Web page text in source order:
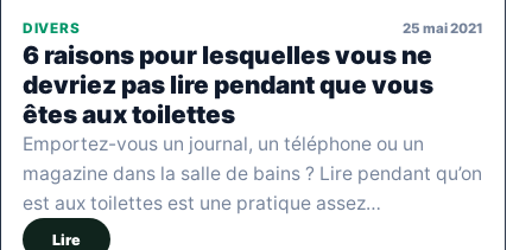
DIVERS 25 mai 2021
6 raisons pour lesquelles vous ne
devriez pas lire pendant que vous
êtes aux toilettes
Emportez-vous un journal, un téléphone ou un
magazine dans la salle de bains ? Lire pendant qu’on
est aux toilettes est une pratique assez…
Lire